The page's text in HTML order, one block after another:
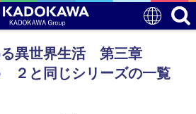
る異世界生活 第三章
と同じシリーズの一覧